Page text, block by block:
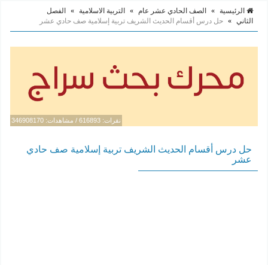
الرئيسية » الصف الحادي عشر عام » التربية الاسلامية »
الفصل
الثاني » حل درس أقسام الحديث الشريف تربية إسلامية صف حادي عشر
نقرات: 616893 / مشاهدات: 346908170
حل درس أقسام الحديث الشريف تربية إسلامية صف حادي
عشر